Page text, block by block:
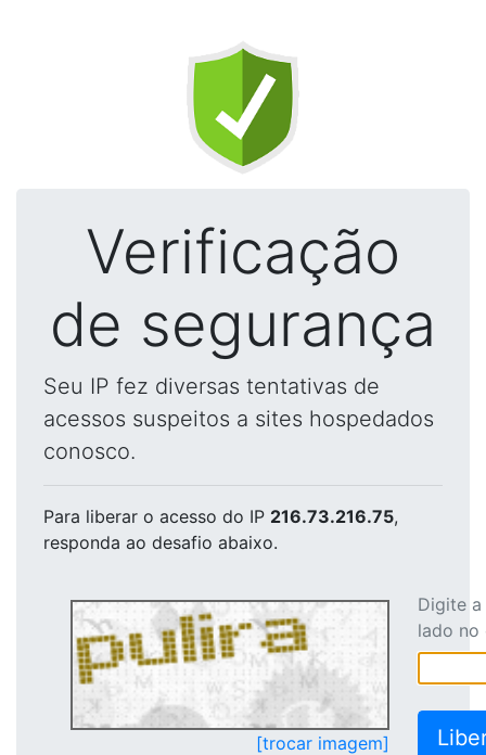
Verificação
de segurança
Seu IP fez diversas tentativas de
acessos suspeitos a sites hospedados
conosco.
Para liberar o acesso do IP 216.73.216.75,
responda ao desafio abaixo.
[trocar imagem]
Digite
lado no